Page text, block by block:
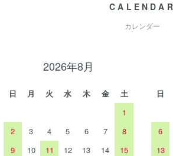
CALENDAR
カレンダー
2026年8月
日 月 火 水 木 金
土
1
2
3 4 5 6 7
8
9
10 11 12 13 14
15
日
6
13